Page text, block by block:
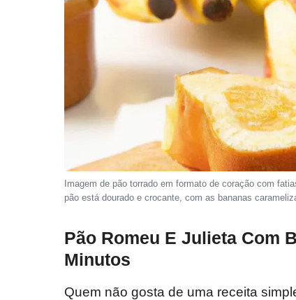
Imagem de pão torrado em formato de coração com
pão está dourado e crocante, com as bananas
Pão Romeu E Julieta Com
Minutos
Quem não gosta de uma receita